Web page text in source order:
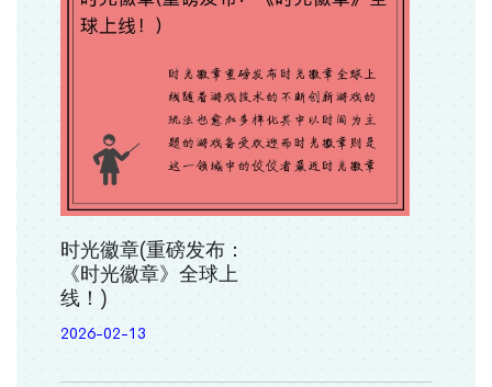
时光徽章(重磅发布：
《时光徽章》全球上
线！)
2026-02-13